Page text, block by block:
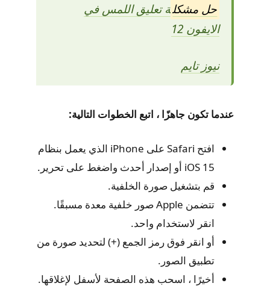
حل مشكلة تعليق اللمس في
الايفون 12
نيوز تايم
عندما تكون جاهزًا ، اتبع الخطوات التالية:
افتح Safari على iPhone الذي يعمل بنظام
iOS 15 أو إصدار أحدث واضغط على تحرير.
قم بتشغيل صورة الخلفية.
تتضمن Apple صور خلفية معدة مسبقًا.
انقر لاستخدام واحد.
أو انقر فوق رمز الجمع (+) لتحديد صورة من
تطبيق الصور.
أخيرًا ، اسحب هذه الصفحة لأسفل لإغلاقها.